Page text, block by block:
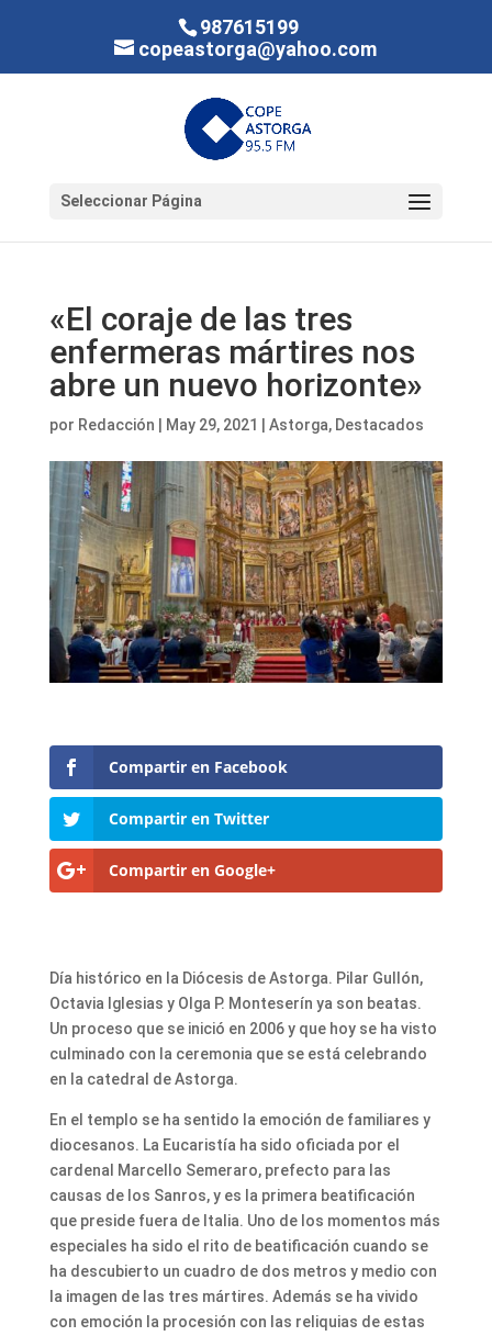
987615199
copeastorga@yahoo.com
Seleccionar Página
«El coraje de las tres
enfermeras mártires nos
abre un nuevo horizonte»
por Redacción May 29, 2021 Astorga, Destacados
Compartir en Facebook
Compartir en Twitter
Compartir en Google+
Día histórico en la Diócesis de Astorga. Pilar Gullón,
Octavia Iglesias y Olga P. Monteserín ya son beatas.
Un proceso que se inició en 2006 y que hoy se ha visto
culminado con la ceremonia que se está celebrando
en la catedral de Astorga.
En el templo se ha sentido la emoción de familiares y
diocesanos. La Eucaristía ha sido oficiada por el
cardenal Marcello Semeraro, prefecto para las
causas de los Sanros, y es la primera beatificación
que preside fuera de Italia. Uno de los momentos más
especiales ha sido el rito de beatificación cuando se
ha descubierto un cuadro de dos metros y medio con
la imagen de las tres mártires. Además se ha vivido
con emoción la procesión con las reliquias de estas